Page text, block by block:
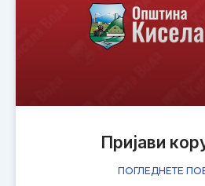
Пријави
ПОГЛЕДНЕТЕ